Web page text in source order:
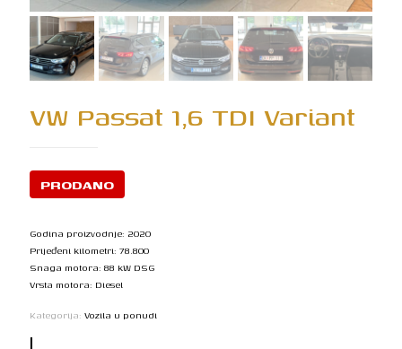
VW Passat 1,6 TDI Variant
PRODANO
Godina proizvodnje: 2020
Prijeđeni kilometri: 78.800
Snaga motora: 88 kW DSG
Vrsta motora: Diesel
Kategorija: Vozila u ponudi